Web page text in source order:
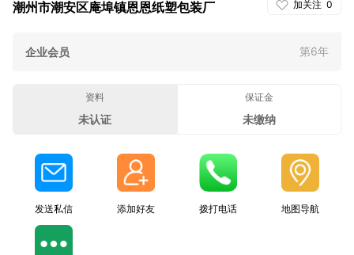
加关注 0
潮州市潮安区庵埠镇恩恩纸塑包装厂
企业会员 第6年
资料
未认证
保证金
未缴纳
发送私信 添加好友 拨打电话 地图导航